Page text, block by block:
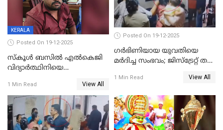
KERALA
Posted On 19-12-2025
സ്കൂൾ ബസിൽ എൽകെജി
വിദ്യാര്‍ത്ഥിനിയെ
ക്ലീനര്‍ പിടിയിൽ
1 Min Read View All
Posted On 19-12-2025
ഗര്‍ഭിണിയായ യുവതിയെ
മര്‍ദിച്ച സംഭവം; ജിസ്‌ട്രേറ്റ് തല
യുവതി
1 Min Read View All